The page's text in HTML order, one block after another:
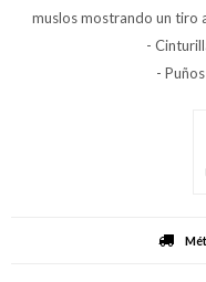
muslos mostrando un tiro
-
-